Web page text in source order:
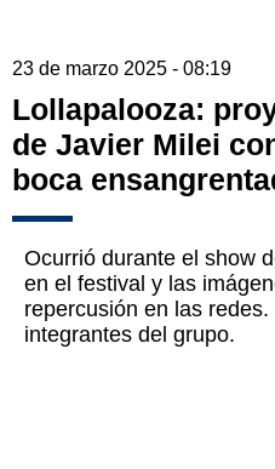
23 de marzo 2025 - 08:19
Lollapalooza:
de Javier Milei
boca
Ocurrió durante el show
en el festival y las
repercusión en las
integrantes del grupo.